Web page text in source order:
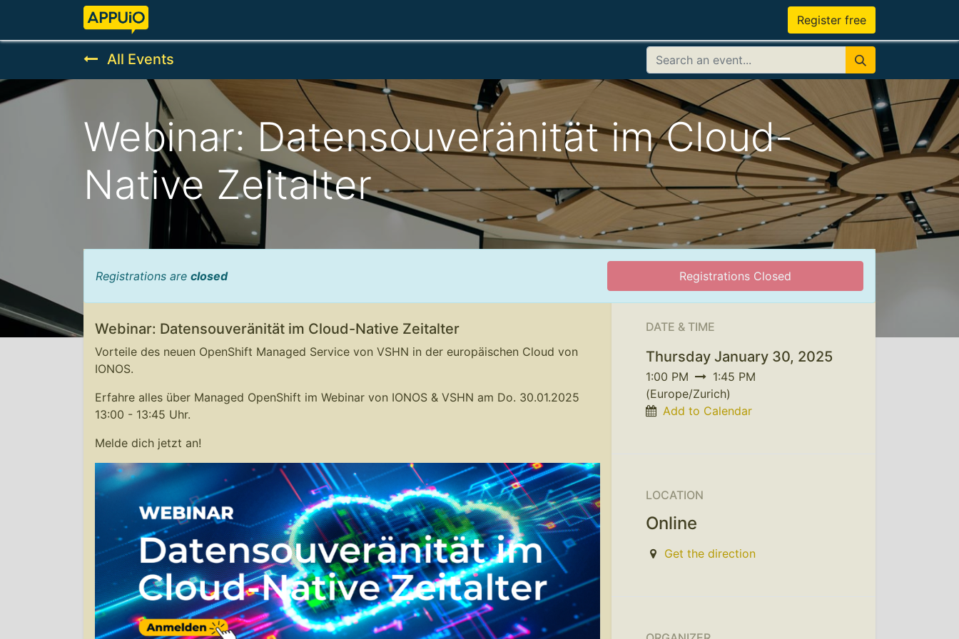
Register free
All Events
Webinar: Datensouveränität im Cloud-
Native Zeitalter
Registrations are closed Registrations Closed
Webinar: Datensouveränität im Cloud-Native Zeitalter
Vorteile des neuen OpenShift Managed Service von VSHN in der europäischen Cloud von
IONOS.
Erfahre alles über Managed OpenShift im Webinar von IONOS & VSHN am Do. 30.01.2025
13:00 - 13:45 Uhr.
Melde dich jetzt an!
DATE & TIME
Thursday January 30, 2025
1:00 PM
1:45 PM
(Europe/Zurich)
Add to Calendar
LOCATION
Online
Get the direction